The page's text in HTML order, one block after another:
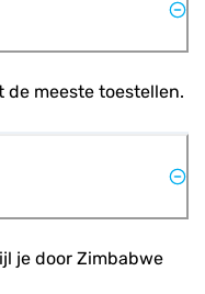
de meeste toestellen.
je door Zimbabwe